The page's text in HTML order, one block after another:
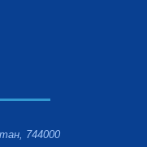
744000